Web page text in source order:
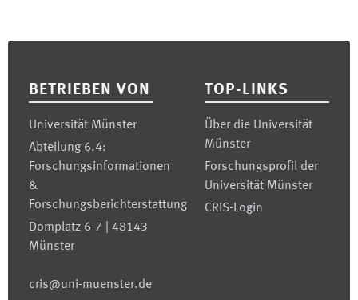
BETRIEBEN VON
Universität Münster
Abteilung 6.4:
Forschungsinformationen
&
Forschungsberichterstattung
Domplatz 6-7 | 48143
Münster
cris@uni-muenster.de
TOP-LINKS
Über die Universität
Münster
Forschungsprofil der
Universität Münster
CRIS-Login